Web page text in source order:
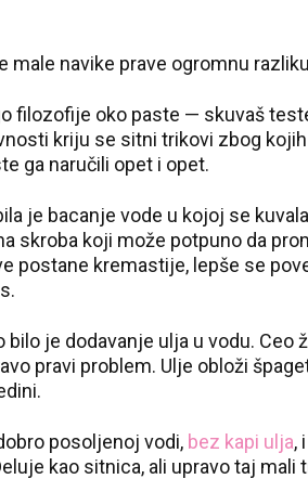
male navike prave ogromnu
filozofije oko paste — skuvaš
kriju se sitni trikovi zbog
ga naručili opet i opet.
je bacanje vode u kojoj se
skroba koji može potpuno da
postane kremastije, lepše se
je dodavanje ulja u vodu. Ceo
pravi problem. Ulje obloži
posoljenoj vodi, bez kapi ulja,
kao sitnica, ali upravo taj mali